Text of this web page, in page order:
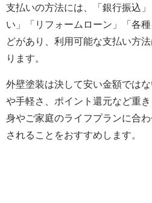
支払いの方法には、「銀行振込
い」「リフォームローン」「各
どがあり、利用可能な支払い方
ります。
外壁塗装は決して安い金額では
や手軽さ、ポイント還元など重
身やご家庭のライフプランに合
されることをおすすめします。